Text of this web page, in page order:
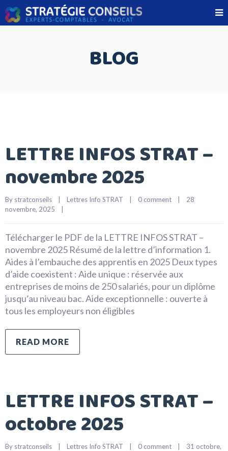
BLOG
LETTRE INFOS STRAT –
novembre 2025
By stratconseils Lettres Info STRAT 0 comment
28
novembre, 2025
Télécharger le PDF de la LETTRE INFOS STRAT –
novembre 2025 Résumé de la lettre d’information 1.
Aides à l’embauche des apprentis en 2025 Deux types
d’aide coexistent : Aide unique : réservée aux
entreprises de moins de 250 salariés, pour un diplôme
jusqu’au niveau bac. Aide exceptionnelle : ouverte à
tous les employeurs non éligibles
READ MORE
LETTRE INFOS STRAT –
octobre 2025
By stratconseils Lettres Info STRAT 0 comment
31 octobre,